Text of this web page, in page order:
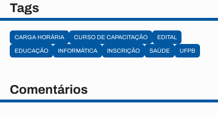
Tags
CARGA HORÁRIA CURSO DE CAPACITAÇÃO
EDITAL
EDUCAÇÃO
INFORMÁTICA INSCRIÇÃO SAÚDE UFPB
Comentários